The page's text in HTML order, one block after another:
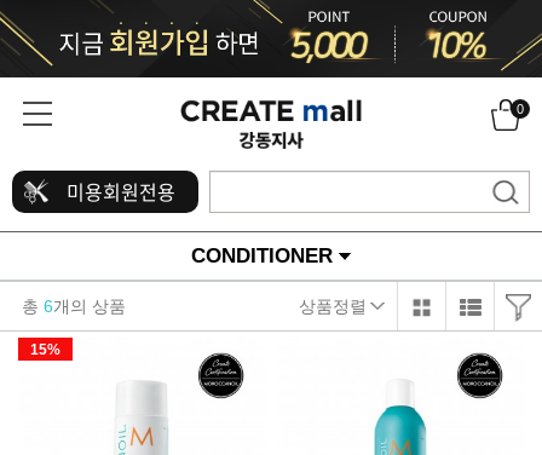
0
미용회원전용
CONDITIONER
총 6개의 상품 상품정렬
15%